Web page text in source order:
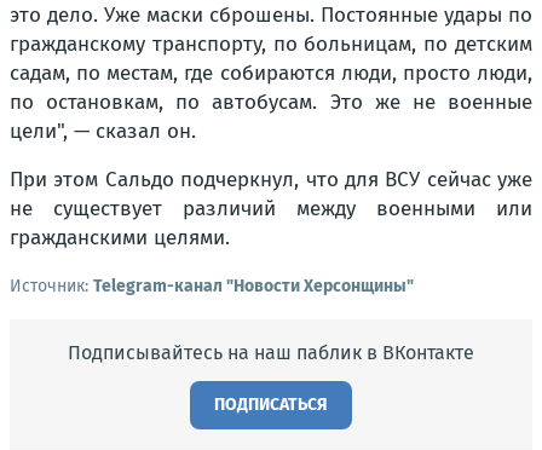
это дело. Уже маски сброшены. Постоянные удары по
гражданскому транспорту, по больницам, по детским
садам, по местам, где собираются люди, просто люди,
по остановкам, по автобусам. Это же не военные
цели", — сказал он.
При этом Сальдо подчеркнул, что для ВСУ сейчас уже
не существует различий между военными или
гражданскими целями.
Источник: Telegram-канал "Новости Херсонщины"
Подписывайтесь на наш паблик в ВКонтакте
ПОДПИСАТЬСЯ